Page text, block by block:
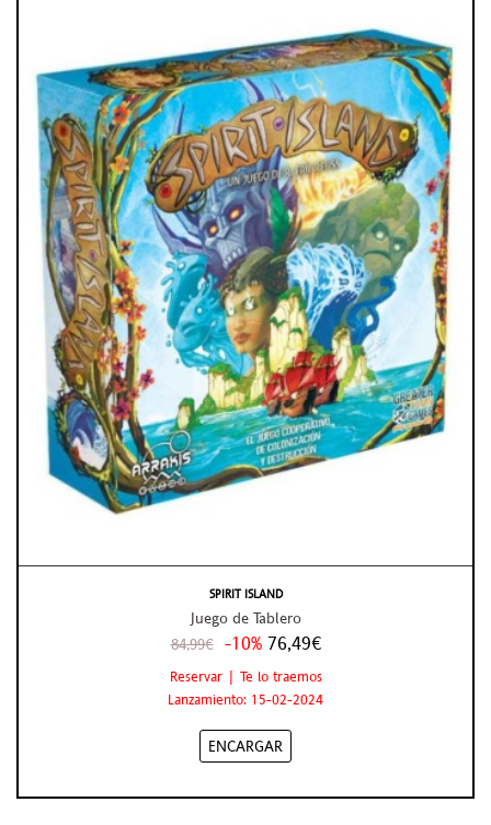
SPIRIT ISLAND
Juego de Tablero
84,99€ -10% 76,49€
Reservar | Te lo traemos
Lanzamiento: 15-02-2024
ENCARGAR